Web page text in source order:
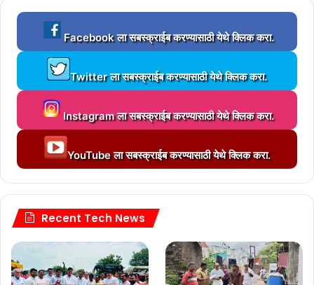
L
o
a
n
g
.
Facebook ला सबस्क्राईब करण्यासाठी येथे क्लिक करा.
L
o
a
d
n
g
.
.
.
Twitter ला सबस्क्राईब करण्यासाठी येथे क्लिक करा.
L
o
a
g
.
Instagram ला सबस्क्राईब करण्यासाठी येथे क्लिक करा.
L
o
a
d
n
g
.
.
YouTube ला सबस्क्राईब करण्यासाठी येथे क्लिक करा.
Recent Tech News